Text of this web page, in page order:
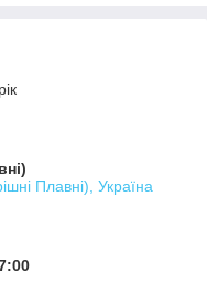
Плавні), Україна